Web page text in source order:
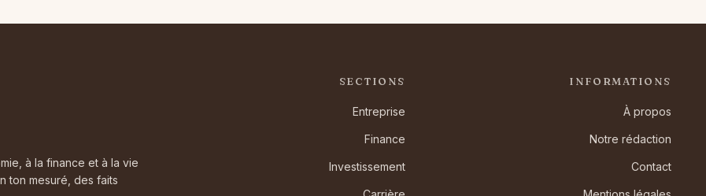
à la finance et à la vie
ton mesuré, des faits
SECTIONS
Entreprise
Finance
Investissement
INFORMATIONS
À propos
Notre rédaction
Contact